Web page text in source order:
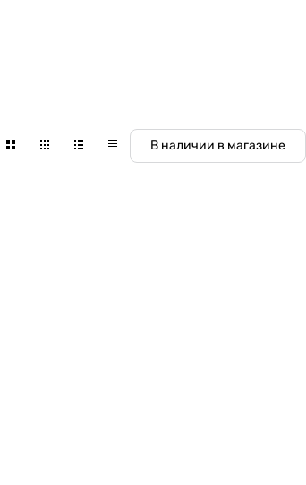
В наличии в магазине